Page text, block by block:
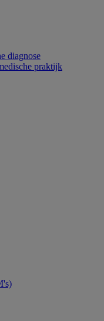
diagnose
praktijk